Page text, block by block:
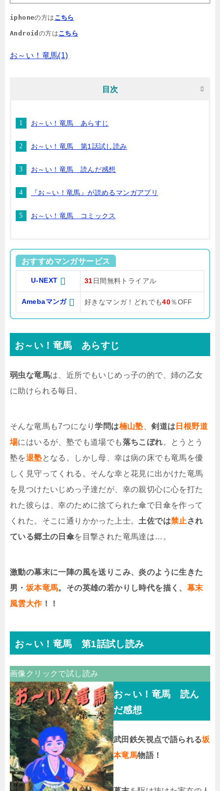
iphoneの方は こちら
Android の方はこちら
お～い！竜馬(1)
目次
お～い！竜馬 あらすじ
お～い！竜馬 第1話試し読み
お～い！竜馬 読んだ感想
『お～い！竜馬』が読めるマンガアプリ
お～い！竜馬 コミックス
おすすめマンガサービス
U-NEXT 31 日間無料トライアル
Amebaマンガ 好きなマンガ！どれでも40％OFF
お～い！竜馬 あらすじ
弱虫な竜馬は、近所でもいじめっ子の的で、姉の乙女
に助けられる毎日。
そんな竜馬も7つになり学問は楠山塾 、剣道は 日根野道
場にはいるが、塾でも道場でも落ちこぼれ。とうとう
塾を退塾となる。しかし母、幸は病の床でも竜馬を優
しく見守ってくれる。そんな幸と花見に出かけた竜馬
を見つけたいじめっ子達だが、幸の親切心に心を打た
れた彼らは、幸のために捨てられた傘で日傘を作って
くれた。そこに通りかかった上士。 土佐では禁止 され
ている郷土の日傘を目撃された竜馬達は…。
激動の幕末に一陣の風を送りこみ、炎のように生きた
男・ 坂本竜馬。その英雄の若かりし時代を描く、 幕末
風雲大作！！
お～い！竜馬 第1話試し読み
画像クリックで試し読み
お～い！竜馬 読ん
だ感想
武田鉄矢視点で語られる坂
本竜馬物語！